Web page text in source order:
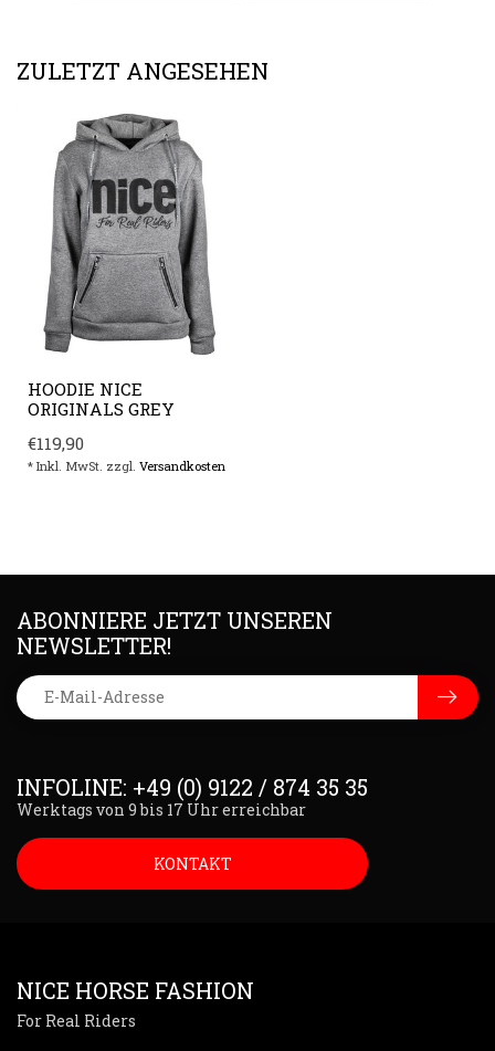
ZULETZT ANGESEHEN
HOODIE NICE
ORIGINALS GREY
€119,90
* Inkl. MwSt. zzgl. Versandkosten
INFOLINE: +49 (0) 9122 / 874 35 35
Werktags von 9 bis 17 Uhr erreichbar
KONTAKT
ABONNIERE JETZT UNSEREN
NEWSLETTER!
NICE HORSE FASHION
For Real Riders